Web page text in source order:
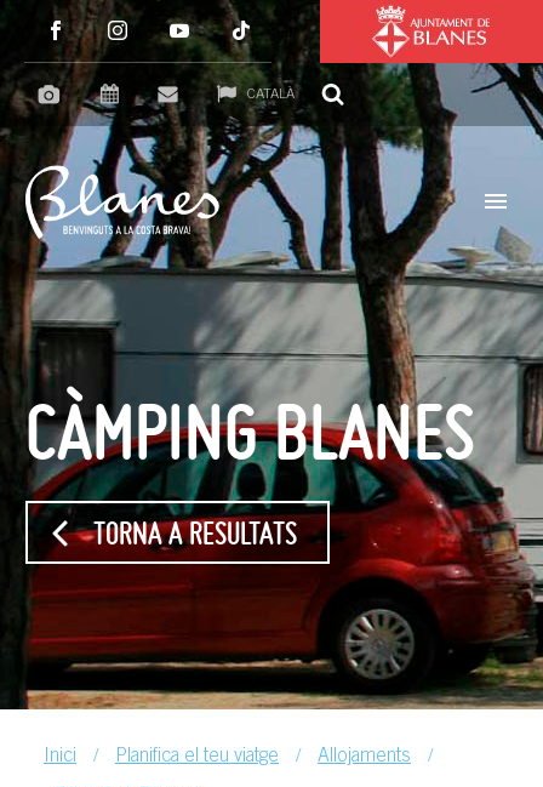
CATALÀ
CÀMPING BLANES
TORNA A RESULTATS
Inici / Planifica el teu viatge / Allojaments /